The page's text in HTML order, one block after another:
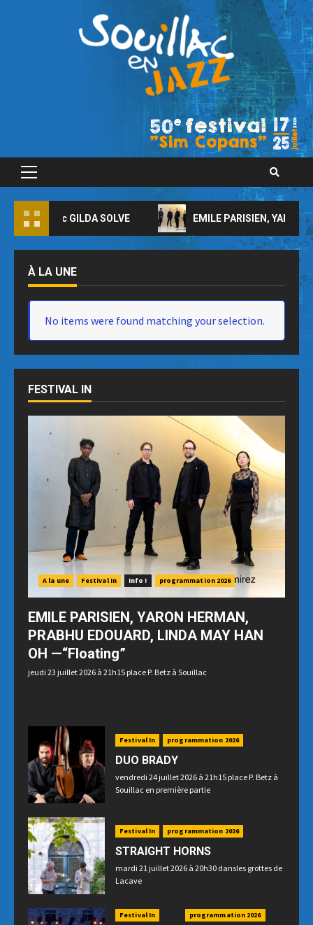
Primary
avec GILDA SOLVE EMILE PARISIEN, YARON
À LA UNE
No items were found matching your selection.
FESTIVAL IN
A la une Festival In Info ! programmation 2026
EMILE PARISIEN, YARON HERMAN,
PRABHU EDOUARD, LINDA MAY HAN
OH —“Floating”
jeudi 23 juillet 2026 à 21h15 place P. Betz à Souillac
Festival In programmation 2026
DUO BRADY
vendredi 24 juillet 2026 à 21h15 place P. Betz à
Souillac en première partie
Festival In programmation 2026
STRAIGHT HORNS
mardi 21 juillet 2026 à 20h30 dansles grottes de
Lacave
Festival In programmation 2026